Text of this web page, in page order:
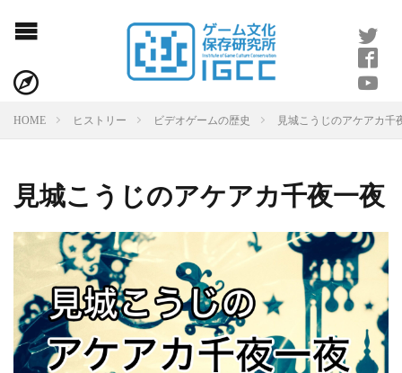
HOME ヒストリー ビデオゲームの歴史 見城こうじのアケアカ千
見城こうじのアケアカ千夜一夜